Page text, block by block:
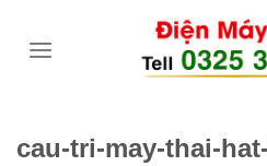
cau-tri-may-thai-